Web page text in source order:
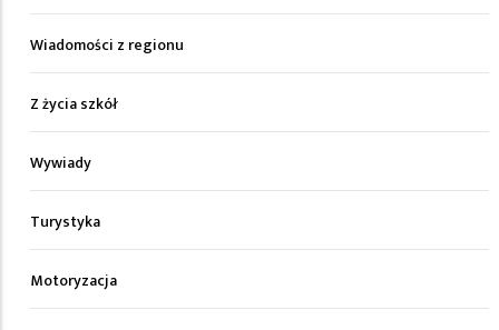
Wiadomości z regionu
Z życia szkół
Wywiady
Turystyka
Motoryzacja